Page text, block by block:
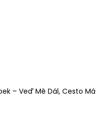
‎– Veď Mě Dál, Cesto Má